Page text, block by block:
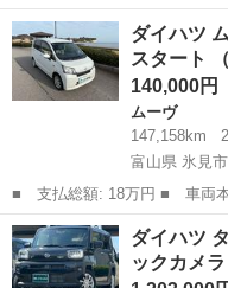
ー名： ダイハツ ■ 車種名
４ＷＤ バックカメラ 両側
ー オート...
石川 野々市市
ダイハツ
スタート
140,000円
ムーヴ
147,158km
富山県 氷見市
■ 支払総額: 18万円 ■ 車両本体価格： 140,000 円 ■ メーカー
名： ダイハツ ■ 車種名：
トキー プッシュスタート
■ ...
富山 氷見市 ムーヴ
ダイハツ
ックカメ